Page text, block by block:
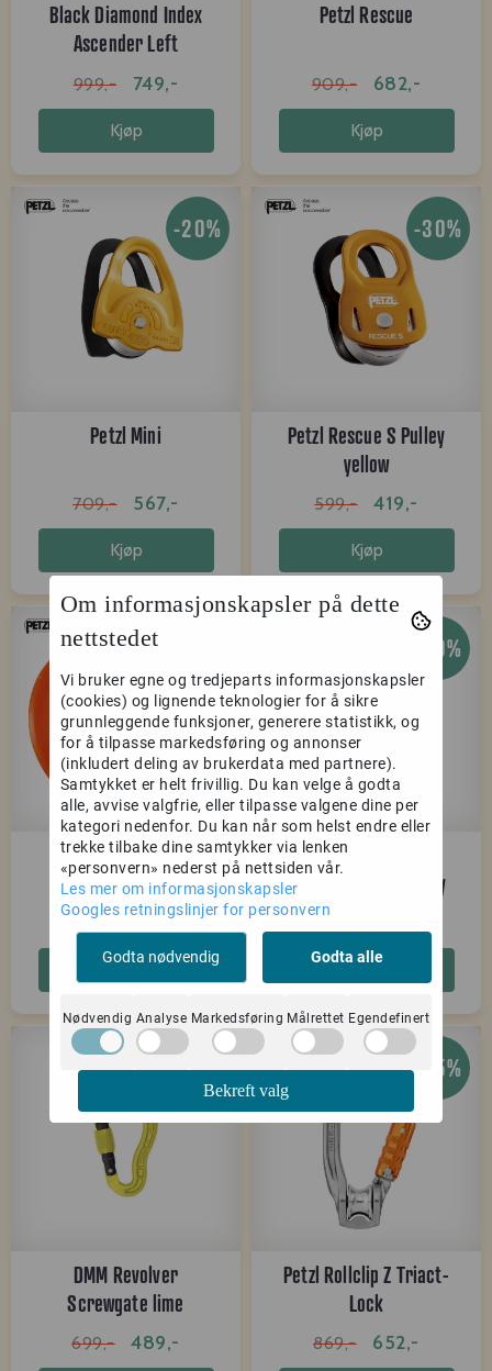
Black Diamond Index
Ascender Left
999,- 749,-
Kjøp
Petzl Rescue
909,- 682,-
Kjøp
-20%
Petzl Mini
709,- 567,-
Kjøp
-30%
Petzl Rescue S Pulley
yellow
599,- 419,-
Kjøp
Petzl Ultralegere
99,- 74,-
-30%
DMM Revolver
Screwgate matt grey
-30%
DMM Revolver
Screwgate lime
699,- 489,-
-25%
Petzl Rollclip Z Triact-
Lock
869,- 652,-
Om informasjonskapsler på dette
nettstedet
Vi bruker egne og tredjeparts informasjonskapsler
(cookies) og lignende teknologier for å sikre
grunnleggende funksjoner, generere statistikk, og
for å tilpasse markedsføring og annonser
(inkludert deling av brukerdata med partnere).
Samtykket er helt frivillig. Du kan velge å godta
alle, avvise valgfrie, eller tilpasse valgene dine per
kategori nedenfor. Du kan når som helst endre eller
trekke tilbake dine samtykker via lenken
«personvern» nederst på nettsiden vår.
Les mer om informasjonskapsler
Googles retningslinjer for personvern
Godta nødvendig Godta alle
Nødvendig Analyse Markedsføring Målrettet Egendefinert
Bekreft valg